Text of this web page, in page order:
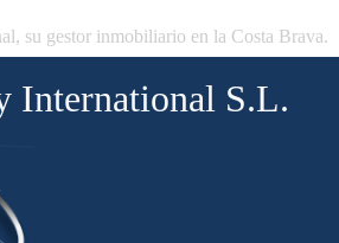
su gestor inmobiliario en la Costa Brava.
International S.L.